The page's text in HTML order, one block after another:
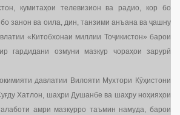
кумитаҳои телевизион ва радио, кор бо
занон ва оила, дин, танзими анъана ва ҷашну
«Китобхонаи миллии Тоҷикистон» барои
гардидани озмуни мазкур чораҳои зарурӣ
давлатии Вилояти Мухтори Кӯҳистони
Хатлон, шаҳри Душанбе ва шаҳру ноҳияҳои
амри мазкурро таъмин намуда, барои